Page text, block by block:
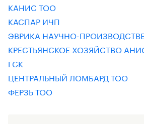
КАНИС ТОО
КАСПАР ИЧП
ЭВРИКА НАУЧНО-
КРЕСТЬЯНСКОЕ ХОЗЯЙСТВО
ГСК
ЦЕНТРАЛЬНЫЙ ЛОМБАРД ТОО
ФЕРЗЬ ТОО